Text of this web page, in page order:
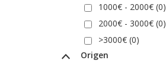
1000€ - 2000€ (0)
2000€ - 3000€ (0)
>3000€ (0)
Origen